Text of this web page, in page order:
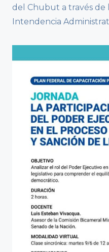
del Chubut a través de
Intendencia